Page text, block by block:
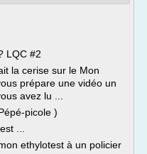
LQC #2
la cerise sur le Mon
prépare une vidéo un
avez lu ...
picole )
...
ethylotest à un policier